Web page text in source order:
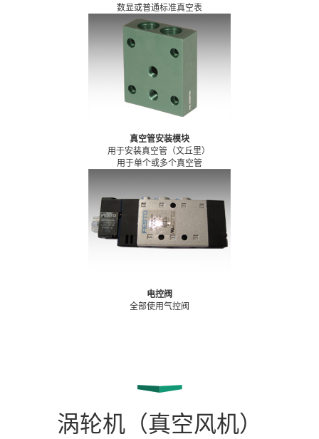
数显或普通标准真空表
真空管安装模块
用于安装真空管（文丘里）
用于单个或多个真空管
电控阀
全部使用气控阀
涡轮机（真空风机）